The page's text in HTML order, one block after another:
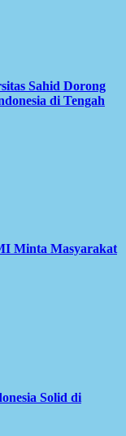
Sahid Dorong
di Tengah
Minta Masyarakat
Solid di